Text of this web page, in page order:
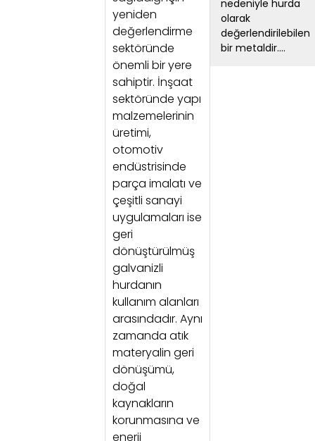
yeniden
değerlendirme
sektöründe
önemli bir yere
sahiptir. İnşaat
sektöründe yapı
malzemelerinin
üretimi,
otomotiv
endüstrisinde
parça imalatı ve
çeşitli sanayi
uygulamaları ise
geri
dönüştürülmüş
galvanizli
hurdanın
kullanım alanları
arasındadır. Aynı
zamanda atık
materyalin geri
dönüşümü,
doğal
kaynakların
korunmasına ve
enerji
nedeniyle hurda
olarak
değerlendirilebilen
bir metaldir....